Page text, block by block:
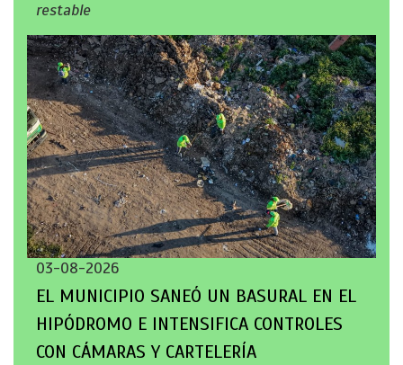
restable
03-08-2026
EL MUNICIPIO SANEÓ UN BASURAL EN EL
HIPÓDROMO E INTENSIFICA CONTROLES
CON CÁMARAS Y CARTELERÍA